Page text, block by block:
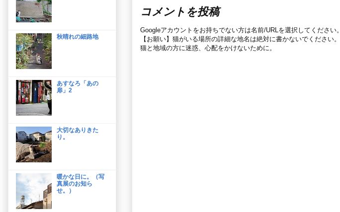
コメントを投稿
Googleアカウントをお持ちでない方は名前/URLを選択してください。
【お願い】猫がいる場所の詳細な地名は絶対に書かないでください。
猫と地域の方に迷惑、心配をかけないために。
秋晴れの細路地
あすなろ「あの
扉」2
大切なありきた
り。
暖かな日に。（写
真展のお知ら
せ。）